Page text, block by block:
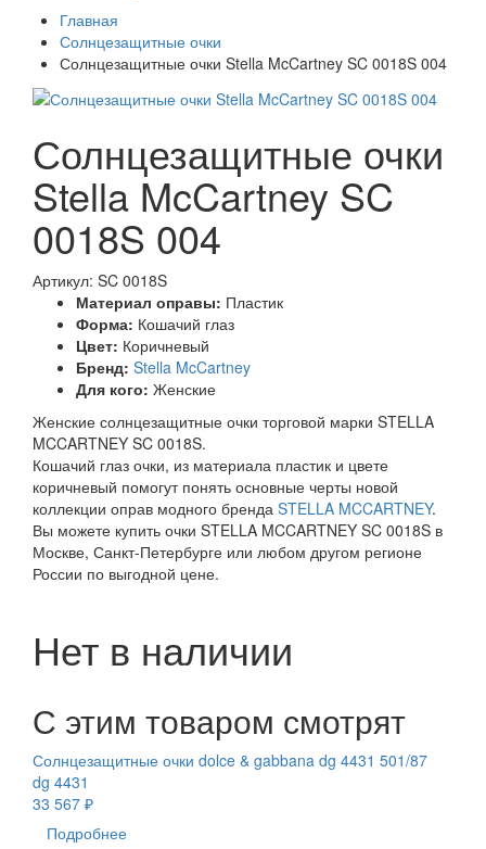
Главная
Солнцезащитные очки
Солнцезащитные очки Stella McCartney SC 0018S 004
Солнцезащитные очки
Stella McCartney SC
0018S 004
Артикул: SC 0018S
Материал оправы: Пластик
Форма: Кошачий глаз
Цвет: Коричневый
Бренд: Stella McCartney
Для кого: Женские
Женские солнцезащитные очки торговой марки STELLA
MCCARTNEY SC 0018S.
Кошачий глаз очки, из материала пластик и цвете
коричневый помогут понять основные черты новой
коллекции оправ модного бренда STELLA MCCARTNEY.
Вы можете купить очки STELLA MCCARTNEY SC 0018S в
Москве, Санкт-Петербурге или любом другом регионе
России по выгодной цене.
Нет в наличии
С этим товаром смотрят
Солнцезащитные очки dolce & gabbana dg 4431 501/87
dg 4431
33 567 ₽
Подробнее